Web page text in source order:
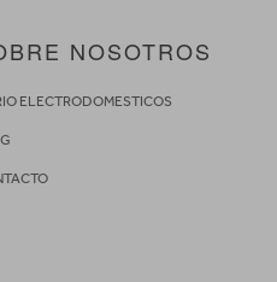
NOSOTROS
ELECTRODOMESTICOS